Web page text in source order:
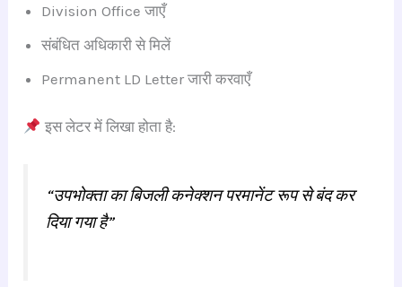
Division Office जाएँ
संबंधित अधिकारी से मिलें
Permanent LD Letter जारी करवाएँ
इस लेटर में लिखा होता है:
“उपभोक्ता का बिजली कनेक्शन परमानेंट रूप से बंद कर
दिया गया है”